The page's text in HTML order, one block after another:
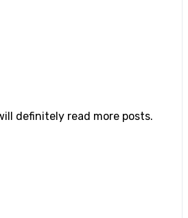
definitely read more posts.